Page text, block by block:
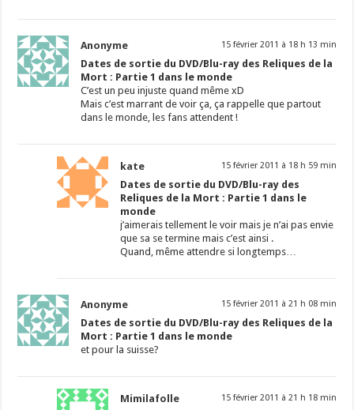
Anonyme 15 février 2011 à 18 h 13 min
Dates de sortie du DVD/Blu-ray des Reliques de la
Mort : Partie 1 dans le monde
C’est un peu injuste quand même xD
Mais c’est marrant de voir ça, ça rappelle que partout
dans le monde, les fans attendent !
kate 15 février 2011 à 18 h 59 min
Dates de sortie du DVD/Blu-ray des
Reliques de la Mort : Partie 1 dans le
monde
j’aimerais tellement le voir mais je n’ai pas envie
que sa se termine mais c’est ainsi .
Quand, même attendre si longtemps…
Anonyme 15 février 2011 à 21 h 08 min
Dates de sortie du DVD/Blu-ray des Reliques de la
Mort : Partie 1 dans le monde
et pour la suisse?
Mimilafolle 15 février 2011 à 21 h 18 min